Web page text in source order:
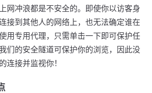
网冲浪都是不安全的。即使你以访客身
接到其他人的网络上，也无法确定谁在
用专用代理，只需单击一下即可保护任
们的安全隧道可保护你的浏览，因此没
连接并监视你！